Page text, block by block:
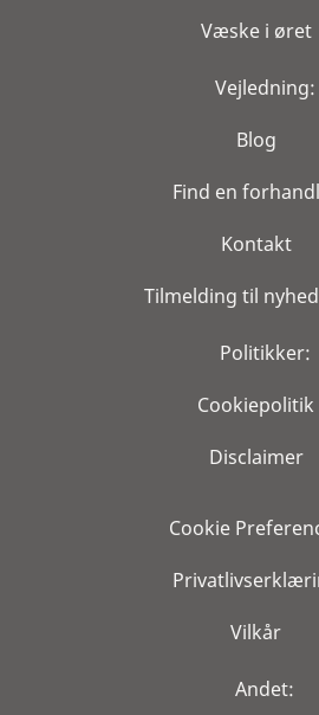
Væske i øret
Vejledning:
Blog
Find en
Kontakt
Tilmelding til
Politikker:
Cookiepolitik
Disclaimer
Cookie
Vilkår
Andet: